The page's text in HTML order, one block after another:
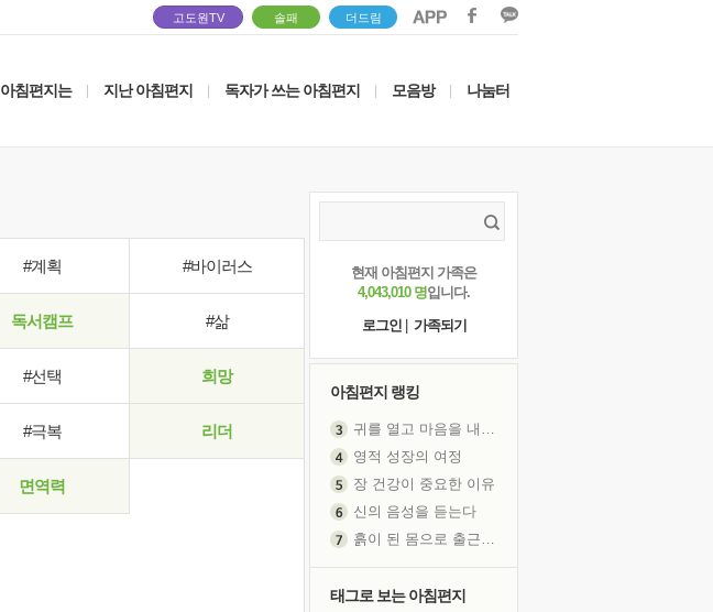
고도원TV 솔패 더드림
아침편지는 지난 아침편지 독자가 쓰는 아침편지 모음방 나눔터
#계획 #바이러스
독서캠프 #삶
#선택 희망
#극복 리더
면역력
현재 아침편지 가족은
4,043,010 명입니다.
로그인
가족되기
아침편지 랭킹
귀를 열고 마음을 내어주고
영적 성장의 여정
장 건강이 중요한 이유
신의 음성을 듣는다
흙이 된 몸으로 출근하는 여자
태그로 보는 아침편지